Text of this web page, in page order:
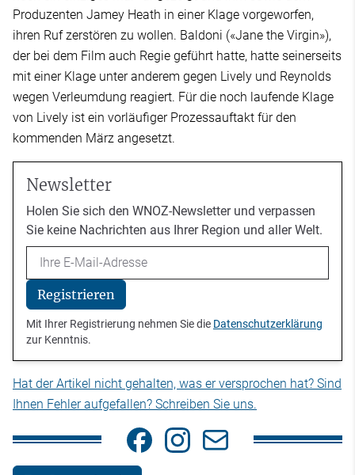
Produzenten Jamey Heath in einer Klage vorgeworfen,
ihren Ruf zerstören zu wollen. Baldoni («Jane the Virgin»),
der bei dem Film auch Regie geführt hatte, hatte seinerseits
mit einer Klage unter anderem gegen Lively und Reynolds
wegen Verleumdung reagiert. Für die noch laufende Klage
von Lively ist ein vorläufiger Prozessauftakt für den
kommenden März angesetzt.
Newsletter
Holen Sie sich den WNOZ-Newsletter und verpassen
Sie keine Nachrichten aus Ihrer Region und aller Welt.
Email
Registrieren
Mit Ihrer Registrierung nehmen Sie die Datenschutzerklärung
zur Kenntnis.
Hat der Artikel nicht gehalten, was er versprochen hat? Sind
Ihnen Fehler aufgefallen? Schreiben Sie uns.